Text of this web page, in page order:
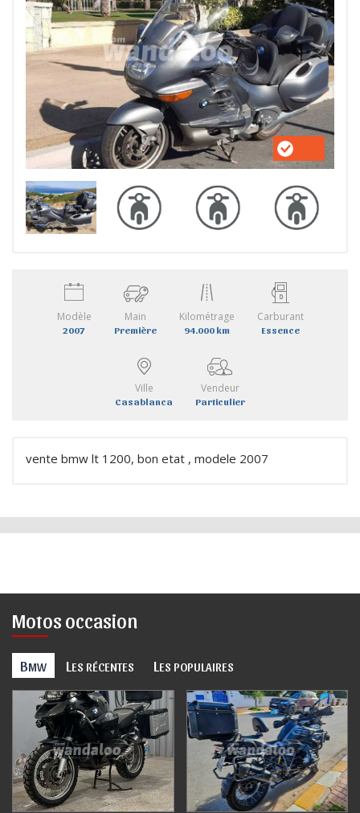
Modèle
2007
Main
Première
Kilométrage
94.000 km
Carburant
Essence
Ville
Casablanca
Vendeur
Particulier
vente bmw lt 1200, bon etat , modele 2007
Motos occasion
BMW L ES RÉCENTES L ES POPULAIRES